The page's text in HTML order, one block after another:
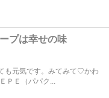
プは幸せの味
も元気です。みてみて♡かわ
ＰＥ（パパク...